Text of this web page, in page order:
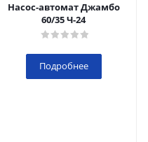
Насос-автомат Джамбо
60/35 Ч-24
Подробнее